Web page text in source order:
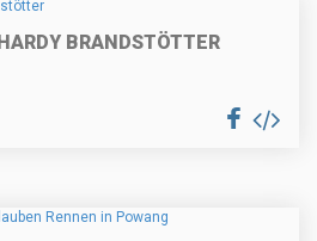
BRANDSTÖTTER